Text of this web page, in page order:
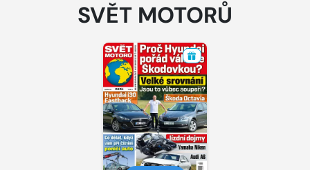
SVĚT MOTORŮ